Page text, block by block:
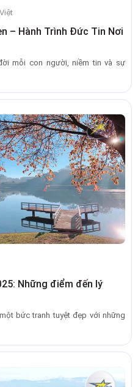
– Hành Trình Đức Tin Nơi
mỗi con người, niềm tin và sự
Những điểm đến lý
bức tranh tuyệt đẹp với những